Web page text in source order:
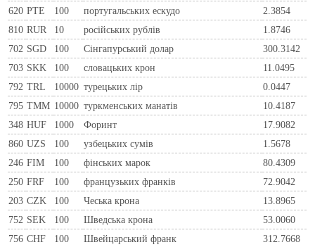
620 PTE 100 португальських ескудо
2.3854
810 RUR 10 росiйських рублiв
1.8746
702 SGD 100 Сінгапурський долар
300.3142
703 SKK 100 словацьких крон
11.0495
792 TRL 10000 турецьких лір
0.0447
795 TMM 10000 туркменських манатів
10.4187
348 HUF 1000 Форинт
17.9082
860 UZS 100 узбецьких сумів
1.5678
246 FIM 100 фiнських марок
80.4309
250 FRF 100 французьких франкiв
72.9042
203 CZK 100 Чеська крона
13.8965
752 SEK 100 Шведська крона
53.0060
756 CHF 100 Швейцарський франк 312.7668